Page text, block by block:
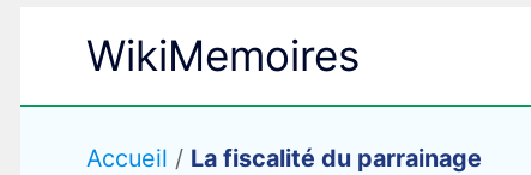
WikiMemoires
Accueil / La fiscalité du parrainage